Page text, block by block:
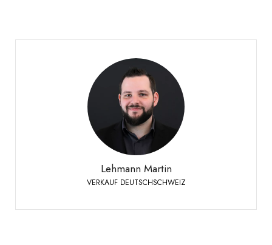
Lehmann Martin
VERKAUF DEUTSCHSCHWEIZ
Lehmann Martin
VERKAUF DEUTSCHSCHWEIZ
Product Manager Spirituosen
Telefon:
+41 79 393 83 25